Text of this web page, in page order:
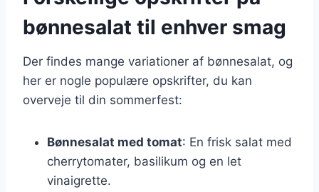
bønnesalat til enhver smag
Der findes mange variationer af bønnesalat, og
her er nogle populære opskrifter, du kan
overveje til din sommerfest:
Bønnesalat med tomat: En frisk salat med
cherrytomater, basilikum og en let
vinaigrette.